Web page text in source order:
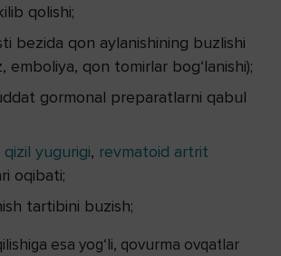
qolishi;
bezida qon aylanishining buzlishi
emboliya, qon tomirlar bog‘lanishi);
gormonal preparatlarni qabul
qizil yugurigi, revmatoid artrit
oqibati;
tartibini buzish;
esa yog‘li, qovurma ovqatlar